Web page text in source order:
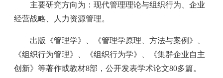
主要研究方向为：现代管理理论与组织行为、企业
经营战略、人力资源管理。
出版《管理学》、《管理学原理、方法与案例》、
《组织行为管理》、《组织行为学》、《集群企业自主
创新》等著作或教材8部，公开发表学术论文80多篇。